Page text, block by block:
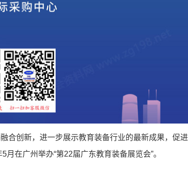
合创新，进一步展示教育装备行业的最新成果，促进
在广州举办“第22届广东教育装备展览会”。